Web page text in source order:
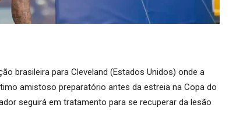
brasileira para Cleveland (Estados Unidos) onde a
amistoso preparatório antes da estreia na Copa do
seguirá em tratamento para se recuperar da lesão